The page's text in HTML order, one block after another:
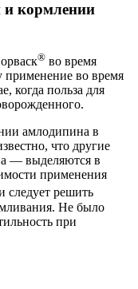
и кормлении
® во время
применение во время
когда польза для
амлодипина в
что другие
— выделяются в
применения
следует решить
Не было
при